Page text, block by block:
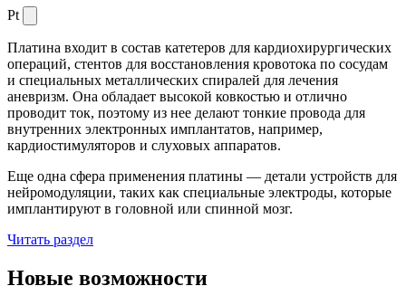
Pt
Платина входит в состав катетеров для кардиохирургических
операций, стентов для восстановления кровотока по сосудам
и специальных металлических спиралей для лечения
аневризм. Она обладает высокой ковкостью и отлично
проводит ток, поэтому из нее делают тонкие провода для
внутренних электронных имплантатов, например,
кардиостимуляторов и слуховых аппаратов.
Еще одна сфера применения платины — детали устройств для
нейромодуляции, таких как специальные электроды, которые
имплантируют в головной или спинной мозг.
Читать раздел
Новые возможности